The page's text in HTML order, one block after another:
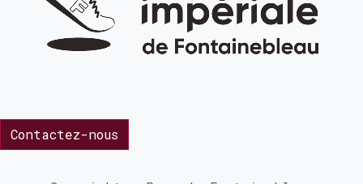
Contactez-nous